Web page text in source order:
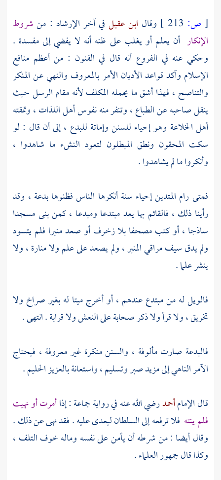
[ ص: وقال ابن عقيل في آخر الإرشاد : منشروط
الإنكار أن يعلم أو يغلب على ظنه أنه لا يفضي إلى مفسدة .
وحكي عنه في الفروع أنه قال في الفنون : من أعظم منافع
الإسلام وآكد قواعد الأديان الأمر بالمعروف والنهي عن المنكر
والتناصح ، فهذا أشق ما يحمله المكلف لأنه مقام الرسل حيث
ينقل صاحبه عن الطباع ، وتنفر منه نفوس أهل اللذات ، وتمقته
أهل الخلاعة وهو إحياء للسنن وإماتة للبدع ، إلى أن قال : لو
سكت المحقون ونطق المبطلون لتعود النشء ما شاهدوا ،
وأنكروا ما لم يشاهدوا .
فمتى رام المتدين إحياء سنة أنكرها الناس فظنوها بدعة ، وقد
رأينا ذلك ، فالقائم بها يعد مبتدعا ومبدعا ، كمن بنى مسجدا
ساذجا ، أو كتب مصحفا بلا زخرف أو صعد منبرا فلم يتسود
ولم يدق سيف مراقي المنبر ، ولم يصعد على علم ولا منارة ، ولا
ينشر علما .
فالويل له من مبتدع عندهم ، أو أخرج ميتا له بغير صراخ ولا
تخريق ، ولا قرأ ولا ذكر صحابة على النعش ولا قرابة . انتهى .
فالبدعة صارت مألوفة ، والسنن منكرة غير معروفة ، فيحتاج
الآمر الناهي إلى مزيد صبر وتسليم ، واستعانة بالعزيز الحليم .
قال الإمامأحمدرضي الله عنه في رواية جماعة : إذاأمرت أو نهيت
فلم ينته فلا ترفعه إلى السلطان ليعدى عليه . فقد نهى عن ذلك .
وقال أيضا : من شرطه أن يأمن على نفسه وماله خوف التلف ،
وكذا قال جمهور العلماء .